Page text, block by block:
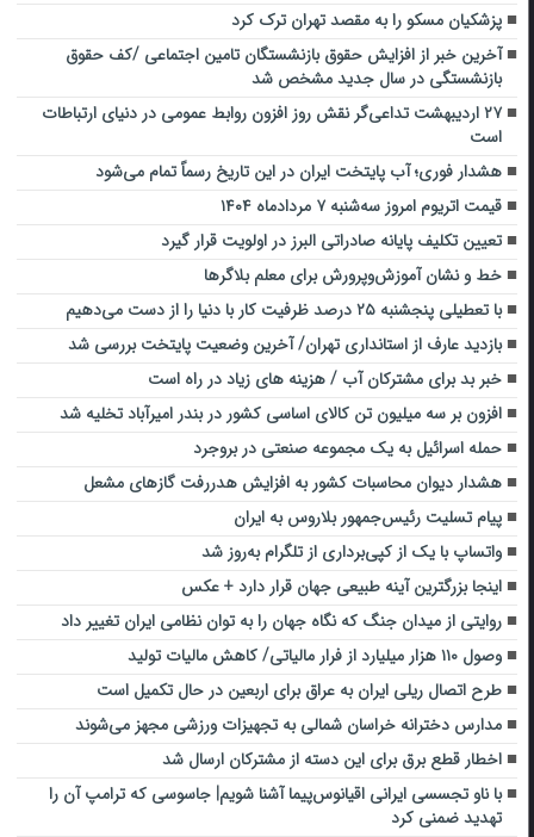
پزشکیان مسکو را به مقصد تهران ترک کرد
آخرین خبر از افزایش حقوق بازنشستگان تامین اجتماعی /کف حقوق
بازنشستگی در سال جدید مشخص شد
۲۷ اردیبهشت تداعی‌گر نقش روز افزون روابط عمومی در دنیای ارتباطات
است
هشدار فوری؛ آب پایتخت ایران در این تاریخ رسماً تمام می‌شود
قیمت اتریوم امروز سه‌شنبه ۷ مردادماه ۱۴۰۴
تعیین تکلیف پایانه صادراتی البرز در اولویت قرار گیرد
خط و نشان آموزش‌وپرورش برای معلم بلاگرها
با تعطیلی پنجشنبه ۲۵ درصد ظرفیت کار با دنیا را از دست می‌دهیم
بازدید عارف از استانداری تهران/ آخرین وضعیت پایتخت بررسی شد
خبر بد برای مشترکان آب / هزینه های زیاد در راه است
افزون بر سه میلیون تن کالای اساسی کشور در بندر امیرآباد تخلیه شد
حمله اسرائیل به یک مجموعه صنعتی در بروجرد
هشدار دیوان محاسبات کشور به افزایش هدررفت گازهای مشعل
پیام تسلیت رئیس‌جمهور بلاروس به ایران
واتساپ با یک از کپی‌برداری از تلگرام به‌روز شد
اینجا بزرگترین آینه طبیعی جهان قرار دارد + عکس
روایتی از میدان جنگ که نگاه جهان را به توان نظامی ایران تغییر داد
وصول ۱۱۰ هزار میلیارد از فرار مالیاتی/ کاهش مالیات تولید ‌
طرح اتصال ریلی ایران به عراق برای اربعین در حال تکمیل است
مدارس دخترانه خراسان شمالی به تجهیزات ورزشی مجهز می‌شوند
اخطار قطع برق برای این دسته از مشترکان ارسال شد
با ناو تجسسی ایرانی اقیانوس‌پیما آشنا شویم| جاسوسی که ترامپ آن را
تهدید ضمنی کرد